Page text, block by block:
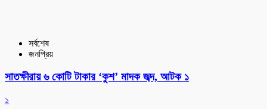
সর্বশেষ
জনপ্রিয়
সাতক্ষীরায় ৬ কোটি টাকার ‘কুশ’ মাদক জব্দ, আটক ১
১